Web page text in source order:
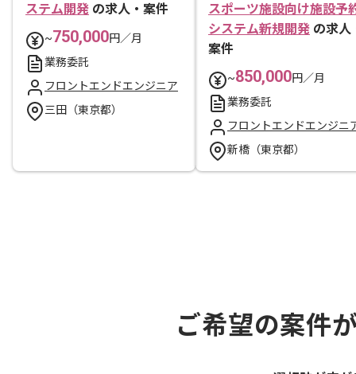
ステム開発 の求人・案件
~750,000円／月
業務委託
フロントエンドエンジニア
三田（東京都）
スポーツ施設向け施設予
システム新規開発 の求人
案件
~850,000円／月
業務委託
フロントエンドエンジニ
新橋（東京都）
ご希望の案件